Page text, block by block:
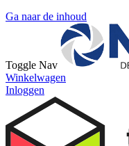
Ga naar de inhoud
Toggle Nav
Winkelwagen
Inloggen